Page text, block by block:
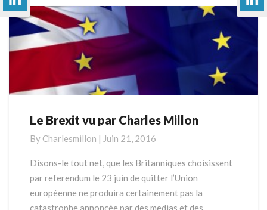
Le
vu
par
Millon
Le Brexit vu par Charles Millon
By Charlesmillon | Juin 21, 2016
Disons-le tout net, que les Britanniques choisissent
par referendum le 23 juin de quitter l’Union
européenne ne produira certainement pas la
catastrophe annoncée par des medias et des